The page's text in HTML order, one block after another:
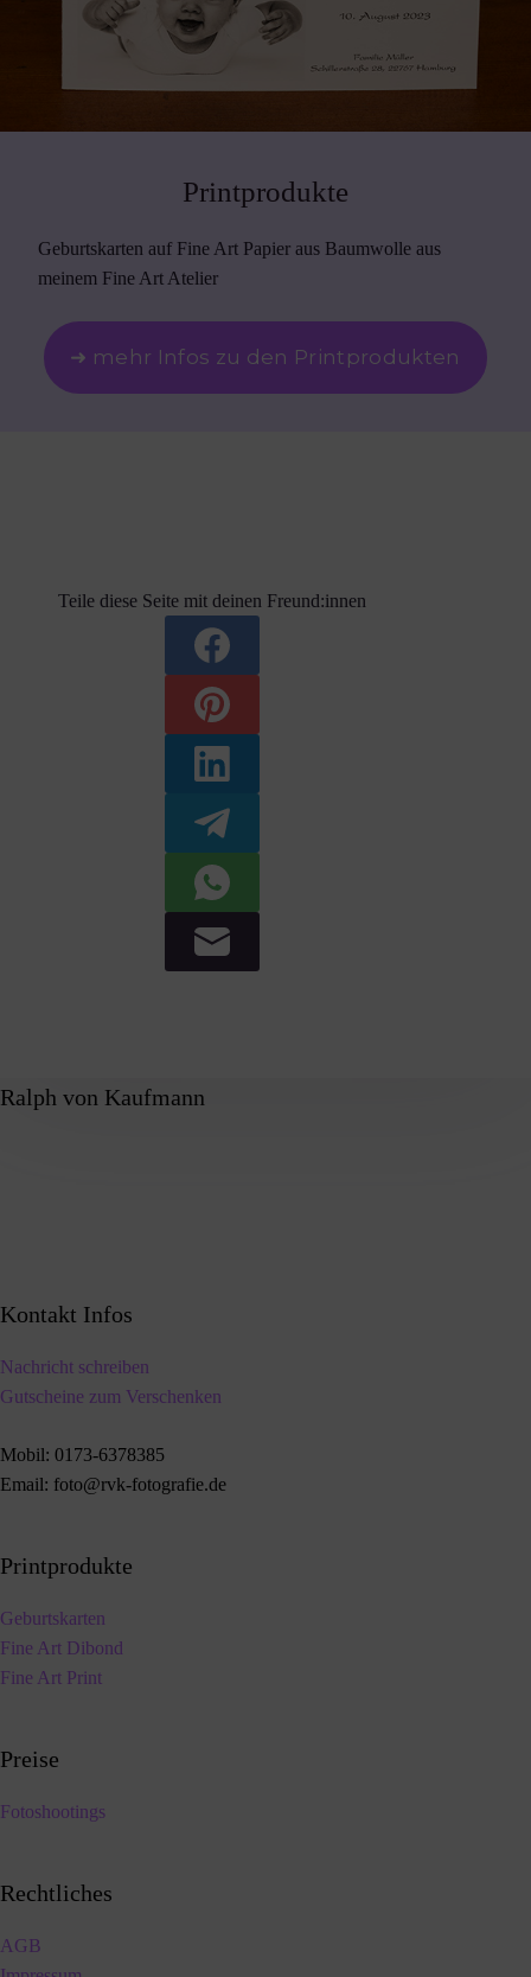
Printprodukte
Geburtskarten auf Fine Art Papier aus Baumwolle aus
meinem Fine Art Atelier
➜ mehr Infos zu den Printprodukten
Teile diese Seite mit deinen Freund:innen
Ralph von Kaufmann
Kontakt Infos
Nachricht schreiben
Gutscheine zum Verschenken
Mobil: 0173-6378385
Email: foto@rvk-fotografie.de
Printprodukte
Geburtskarten
Fine Art Dibond
Fine Art Print
Preise
Fotoshootings
Rechtliches
AGB